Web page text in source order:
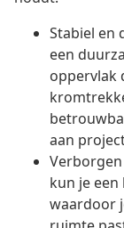
Stabiel en
een
oppervlak
aan
kun je
waardoor